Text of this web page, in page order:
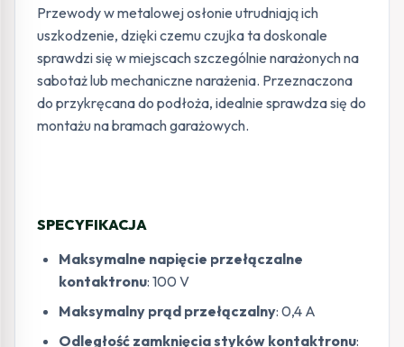
Przewody w metalowej osłonie utrudniają ich
uszkodzenie, dzięki czemu czujka ta doskonale
sprawdzi się w miejscach szczególnie narażonych na
sabotaż lub mechaniczne narażenia. Przeznaczona
do przykręcana do podłoża, idealnie sprawdza się do
montażu na bramach garażowych.
SPECYFIKACJA
Maksymalne napięcie przełączalne
kontaktronu: 100 V
Maksymalny prąd przełączalny: 0,4 A
Odległość zamknięcia styków kontaktronu: